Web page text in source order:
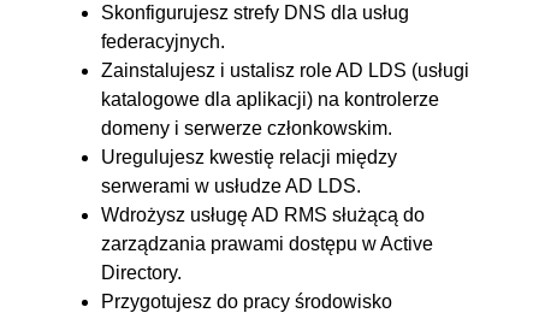
5.3. Testowanie usługi
00:02:37
6. Foldery robocze 00:17:01
6.1. Instalacja usługi
00:03:58
6.2. Przygotowanie udziału
6.3. Konfiguracja stacji
roboczej
00:07:26
7. VSS - usługi kopiowania
Skonfigurujesz strefy DNS dla usług
federacyjnych.
Zainstalujesz i ustalisz role AD LDS (usługi
katalogowe dla aplikacji) na kontrolerze
domeny i serwerze członkowskim.
Uregulujesz kwestię relacji między
serwerami w usłudze AD LDS.
Wdrożysz usługę AD RMS służącą do
zarządzania prawami dostępu w Active
Directory.
Przygotujesz do pracy środowisko